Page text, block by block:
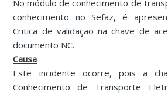
No módulo de conhecimento de
conhecimento no Sefaz, é
Critica de validação na chave de
documento NC.
Causa
Este incidente ocorre, pois a
Conhecimento de Transporte